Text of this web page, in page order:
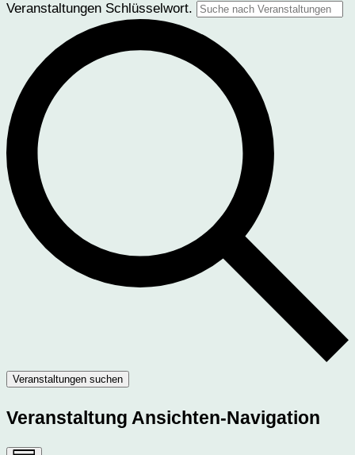
Veranstaltungen Schlüsselwort.
Veranstaltungen suchen
Veranstaltung Ansichten-Navigation